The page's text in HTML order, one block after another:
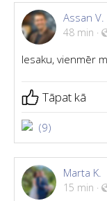
Assan V.
48 min ·
Iesaku, vienmēr
Tāpat kā
(9)
Marta K.
15 min ·